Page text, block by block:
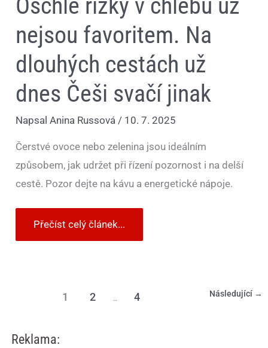
Oschlé řízky v chlebu už
nejsou favoritem. Na
dlouhých cestách už
dnes Češi svačí jinak
NapsalAnina Russová / 10. 7. 2025
Čerstvé ovoce nebo zelenina jsou ideálním
způsobem, jak udržet při řízení pozornost i na delší
cestě. Pozor dejte na kávu a energetické nápoje.
Přečíst celý článek...
1 2 … 4 Následující →
Reklama: